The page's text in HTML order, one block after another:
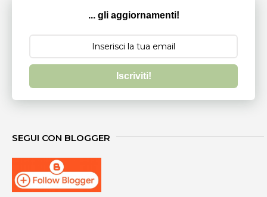
... gli aggiornamenti!
Iscriviti!
SEGUI CON BLOGGER